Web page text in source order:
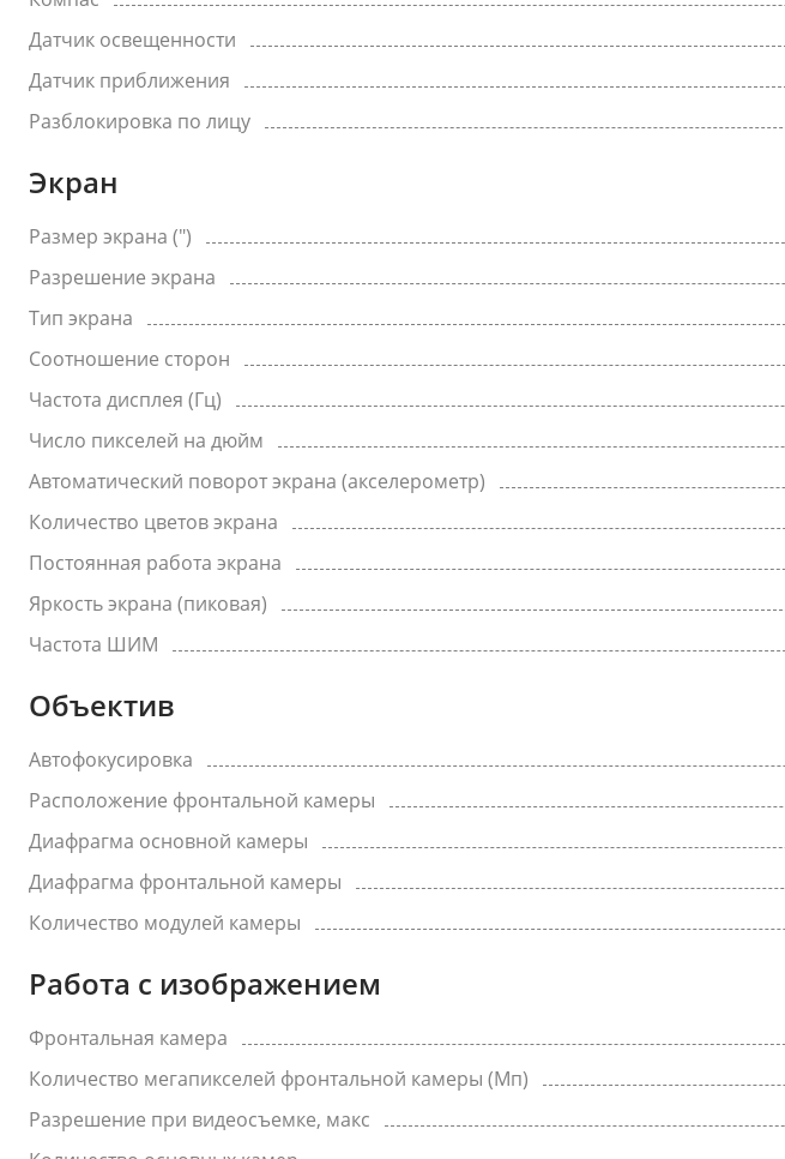
Датчик освещенности
Датчик приближения
Разблокировка по лицу
Экран
Размер экрана (")
Разрешение экрана
Тип экрана
Соотношение сторон
Частота дисплея (Гц)
Число пикселей на дюйм
Автоматический поворот экрана (акселерометр)
Количество цветов экрана
Постоянная работа экрана
Яркость экрана (пиковая)
Частота ШИМ
Объектив
Автофокусировка
Расположение фронтальной камеры
Диафрагма основной камеры
Диафрагма фронтальной камеры
Количество модулей камеры
Работа с изображением
Фронтальная камера
Количество мегапикселей фронтальной камеры (Мп)
Разрешение при видеосъемке, макс